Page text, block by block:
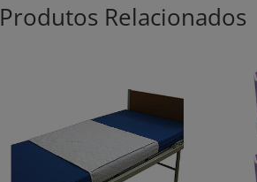
Produtos Relacionados